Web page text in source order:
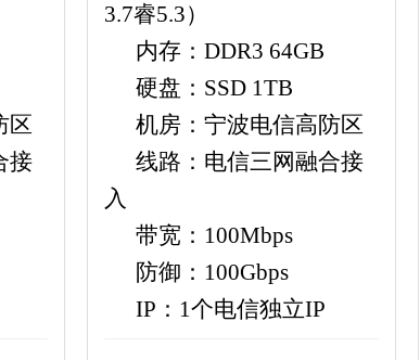
区
接
3.7睿5.3）
内存：DDR3 64GB
硬盘：SSD 1TB
机房：宁波电信高防区
线路：电信三网融合接
入
带宽：100Mbps
防御：100Gbps
IP：1个电信独立IP